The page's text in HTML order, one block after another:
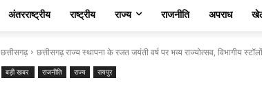
अंतरराष्ट्रीय राष्ट्रीय राज्य राजनीति अपराध
छत्तीसगढ़ छत्तीसगढ़ राज्य स्थापना के रजत जयंती वर्ष पर भव्य राज्योत्सव, विभागीय
बड़ी खबर राजनीति राज्य रायपुर